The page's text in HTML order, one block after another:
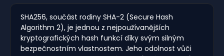
SHA256, součást rodiny SHA-2 (Secure Hash
Algorithm 2), je jednou z nejpoužívanějších
kryptografických hash funkcí díky svým silným
bezpečnostním vlastnostem. Jeho odolnost vůči